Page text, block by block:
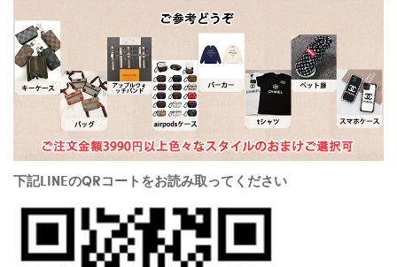
下記LINEのQRコートをお読み取ってください